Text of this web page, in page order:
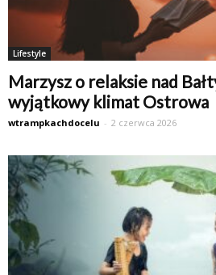
Lifestyle
Marzysz o relaksie nad
wyjątkowy klimat Ostrowa
wtrampkachdocelu - 2 czerwca 2026